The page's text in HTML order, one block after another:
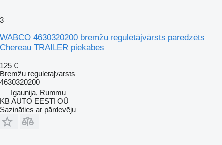
3
WABCO 4630320200 bremžu regulētājvārsts paredzēts
Chereau TRAILER piekabes
125 €
Bremžu regulētājvārsts
4630320200
Igaunija, Rummu
KB AUTO EESTI OÜ
Sazināties ar pārdevēju